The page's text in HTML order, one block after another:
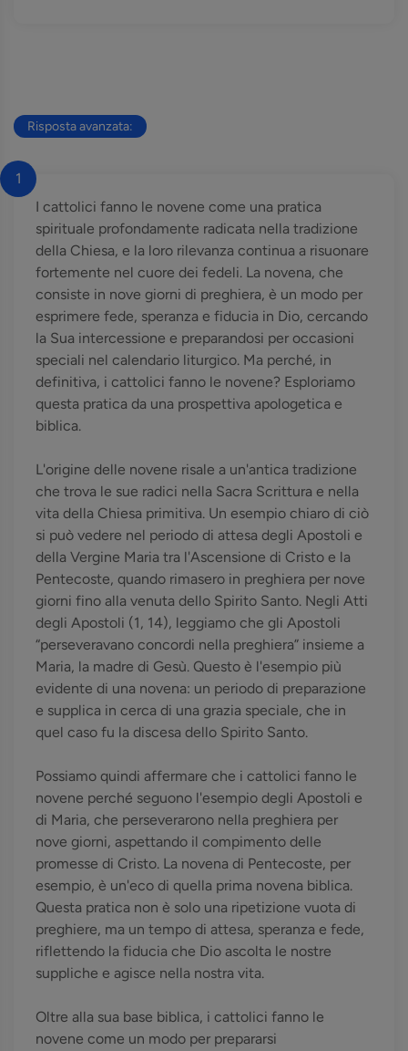
Risposta avanzata:
1
I cattolici fanno le novene come una pratica
spirituale profondamente radicata nella tradizione
della Chiesa, e la loro rilevanza continua a risuonare
fortemente nel cuore dei fedeli. La novena, che
consiste in nove giorni di preghiera, è un modo per
esprimere fede, speranza e fiducia in Dio, cercando
la Sua intercessione e preparandosi per occasioni
speciali nel calendario liturgico. Ma perché, in
definitiva, i cattolici fanno le novene? Esploriamo
questa pratica da una prospettiva apologetica e
biblica.
L'origine delle novene risale a un'antica tradizione
che trova le sue radici nella Sacra Scrittura e nella
vita della Chiesa primitiva. Un esempio chiaro di ciò
si può vedere nel periodo di attesa degli Apostoli e
della Vergine Maria tra l'Ascensione di Cristo e la
Pentecoste, quando rimasero in preghiera per nove
giorni fino alla venuta dello Spirito Santo. Negli Atti
degli Apostoli (1, 14), leggiamo che gli Apostoli
“perseveravano concordi nella preghiera” insieme a
Maria, la madre di Gesù. Questo è l'esempio più
evidente di una novena: un periodo di preparazione
e supplica in cerca di una grazia speciale, che in
quel caso fu la discesa dello Spirito Santo.
Possiamo quindi affermare che i cattolici fanno le
novene perché seguono l'esempio degli Apostoli e
di Maria, che perseverarono nella preghiera per
nove giorni, aspettando il compimento delle
promesse di Cristo. La novena di Pentecoste, per
esempio, è un'eco di quella prima novena biblica.
Questa pratica non è solo una ripetizione vuota di
preghiere, ma un tempo di attesa, speranza e fede,
riflettendo la fiducia che Dio ascolta le nostre
suppliche e agisce nella nostra vita.
Oltre alla sua base biblica, i cattolici fanno le
novene come un modo per prepararsi